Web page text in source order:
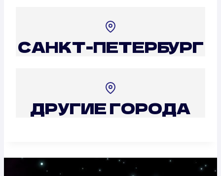
САНКТ-ПЕТЕРБУРГ
ДРУГИЕ ГОРОДА